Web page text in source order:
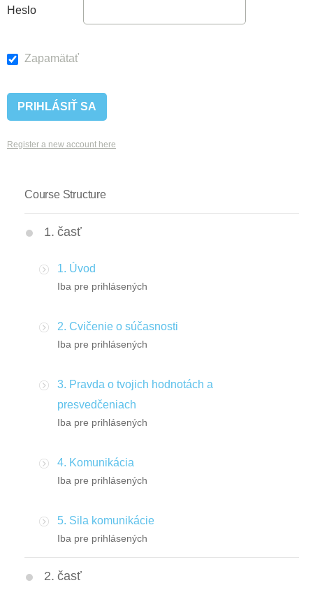
Heslo
Zapamätať
Register a new account here
Course Structure
1. časť
1. Úvod
Iba pre prihlásených
2. Cvičenie o súčasnosti
Iba pre prihlásených
3. Pravda o tvojich hodnotách a
presvedčeniach
Iba pre prihlásených
4. Komunikácia
Iba pre prihlásených
5. Sila komunikácie
Iba pre prihlásených
2. časť